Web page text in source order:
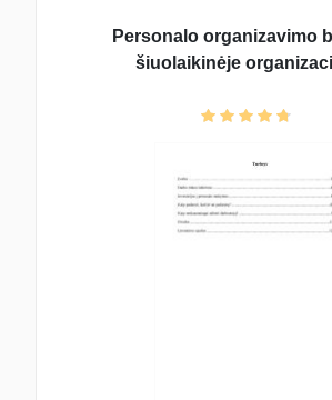
Personalo organizavimo
šiuolaikinėje